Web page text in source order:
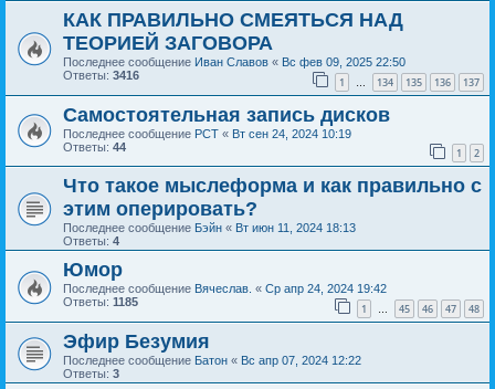
КАК ПРАВИЛЬНО СМЕЯТЬСЯ НАД
ТЕОРИЕЙ ЗАГОВОРА
Последнее сообщение Иван Славов « Вс фев 09, 2025 22:50
Ответы: 3416 1 … 134 135 136 137
Самостоятельная запись дисков
Последнее сообщение РСТ « Вт сен 24, 2024 10:19
Ответы: 44 1 2
Что такое мыслеформа и как правильно с
этим оперировать?
Последнее сообщение Бэйн « Вт июн 11, 2024 18:13
Ответы: 4
Юмор
Последнее сообщение Вячеслав. « Ср апр 24, 2024 19:42
Ответы: 1185 1 … 45 46 47 48
Эфир Безумия
Последнее сообщение Батон « Вс апр 07, 2024 12:22
Ответы: 3